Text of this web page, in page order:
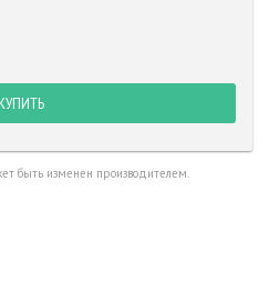
КУПИТЬ
быть изменен производителем.